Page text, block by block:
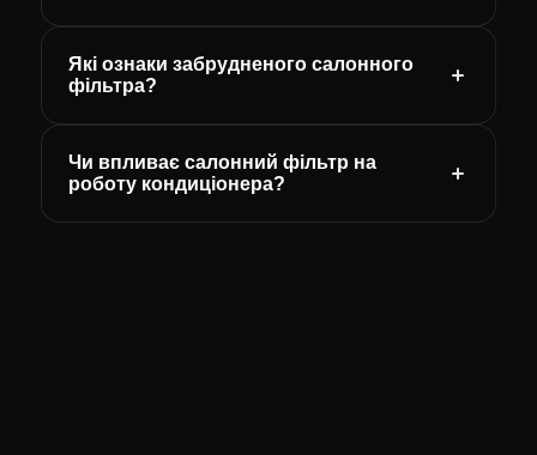
Які ознаки забрудненого салонного
фільтра?
Чи впливає салонний фільтр на
роботу кондиціонера?